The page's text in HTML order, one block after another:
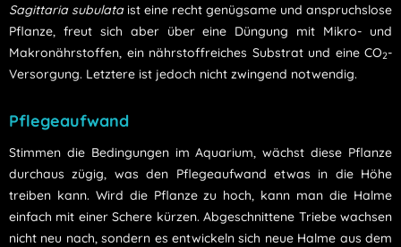
Sagittaria subulata ist eine recht genügsame und anspruchslose
Pflanze, freut sich aber über eine Düngung mit Mikro- und
Makronährstoffen, ein nährstoffreiches Substrat und eine CO2-
Versorgung. Letztere ist jedoch nicht zwingend notwendig.
Pflegeaufwand
Stimmen die Bedingungen im Aquarium, wächst diese Pflanze
durchaus zügig, was den Pflegeaufwand etwas in die Höhe
treiben kann. Wird die Pflanze zu hoch, kann man die Halme
einfach mit einer Schere kürzen. Abgeschnittene Triebe wachsen
nicht neu nach, sondern es entwickeln sich neue Halme aus dem